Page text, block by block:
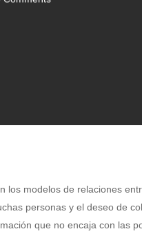
modelos de relaciones
personas y el deseo de
que no encaja con las